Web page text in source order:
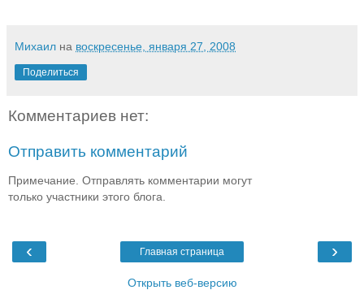
Михаил на воскресенье, января 27, 2008
Поделиться
Комментариев нет:
Отправить комментарий
Примечание. Отправлять комментарии могут
только участники этого блога.
‹ ›
Главная страница
Открыть веб-версию